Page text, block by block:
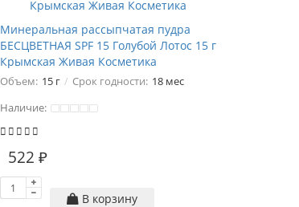
Минеральная рассыпчатая пудра
БЕСЦВЕТНАЯ SPF 15 Голубой Лотос 15 г
Крымская Живая Косметика
Объем: 15 г Срок годности: 18 мес
Наличие:
522 ₽
В корзину